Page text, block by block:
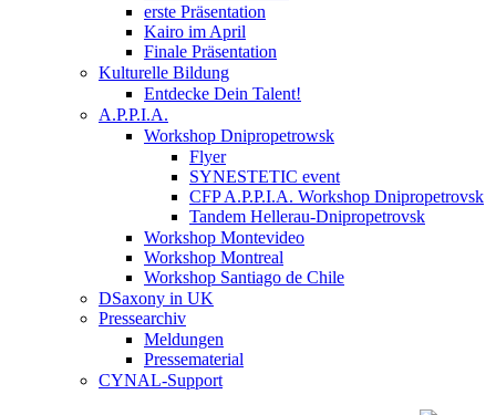
erste Präsentation
Kairo im April
Finale Präsentation
Kulturelle Bildung
Entdecke Dein Talent!
A.P.P.I.A.
Workshop Dnipropetrowsk
Flyer
SYNESTETIC event
CFP A.P.P.I.A. Workshop Dnipropetrovsk
Tandem Hellerau-Dnipropetrovsk
Workshop Montevideo
Workshop Montreal
Workshop Santiago de Chile
DSaxony in UK
Pressearchiv
Meldungen
Pressematerial
CYNAL-Support